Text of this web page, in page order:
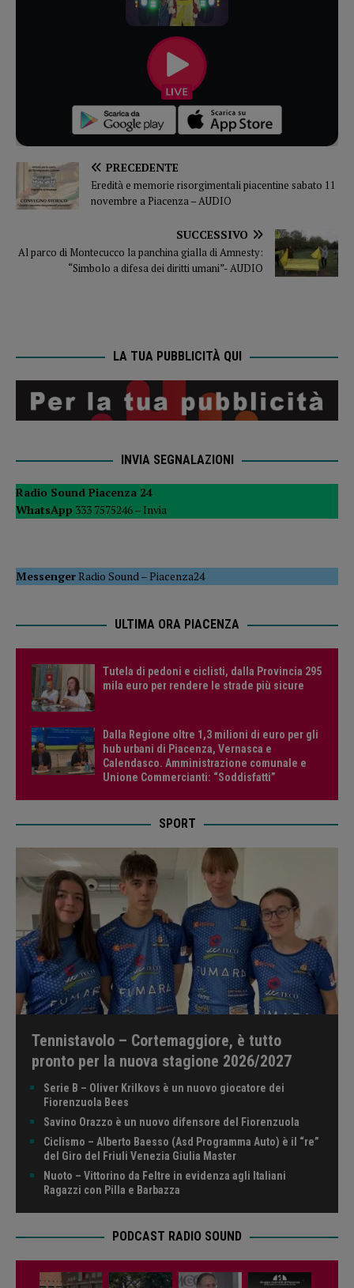
PRECEDENTE
Eredità e memorie risorgimentali piacentine sabato 11
novembre a Piacenza – AUDIO
SUCCESSIVO
Al parco di Montecucco la panchina gialla di Amnesty:
“Simbolo a difesa dei diritti umani”- AUDIO
LA TUA PUBBLICITÀ QUI
INVIA SEGNALAZIONI
Radio Sound Piacenza 24
WhatsApp 333 7575246 – Invia
MessengerRadio Sound –Piacenza24
ULTIMA ORA PIACENZA
Tutela di pedoni e ciclisti, dalla Provincia 295
mila euro per rendere le strade più sicure
Dalla Regione oltre 1,3 milioni di euro per gli
hub urbani di Piacenza, Vernasca e
Calendasco. Amministrazione comunale e
Unione Commercianti: “Soddisfatti”
SPORT
Tennistavolo – Cortemaggiore, è tutto
pronto per la nuova stagione 2026/2027
Serie B – Oliver Krilkovs è un nuovo giocatore dei
Fiorenzuola Bees
Savino Orazzo è un nuovo difensore del Fiorenzuola
Ciclismo – Alberto Baesso (Asd Programma Auto) è il “re”
del Giro del Friuli Venezia Giulia Master
Nuoto – Vittorino da Feltre in evidenza agli Italiani
Ragazzi con Pilla e Barbazza
PODCAST RADIO SOUND